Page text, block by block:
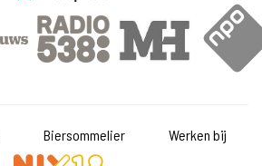
Biersommelier Werken bij